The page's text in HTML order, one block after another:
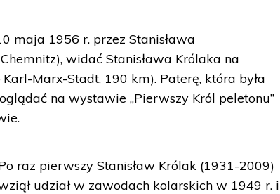
maja 1956 r. przez Stanisława
widać Stanisława Królaka na
Marx-Stadt, 190 km). Paterę, która była
na wystawie „Pierwszy Król peletonu”
raz pierwszy Stanisław Królak (1931-2009)
udział w zawodach kolarskich w 1949 r. i